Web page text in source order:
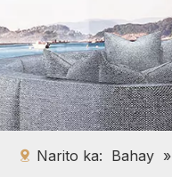
Narito ka: Bahay »